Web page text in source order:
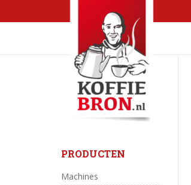
PRODUCTEN
Machines